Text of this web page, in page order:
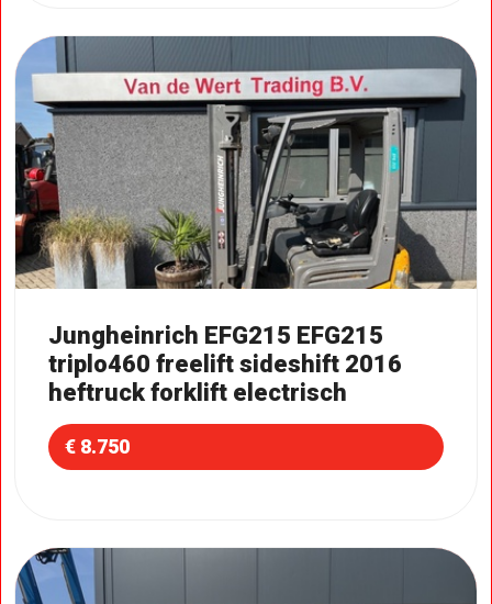
Jungheinrich EFG215 EFG215
triplo460 freelift sideshift 2016
heftruck forklift electrisch
€ 8.750